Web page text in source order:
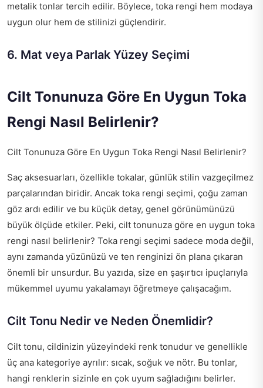
metalik tonlar tercih edilir. Böylece, toka rengi hem modaya
uygun olur hem de stilinizi güçlendirir.
6. Mat veya Parlak Yüzey Seçimi
Cilt Tonunuza Göre En Uygun Toka
Rengi Nasıl Belirlenir?
Cilt Tonunuza Göre En Uygun Toka Rengi Nasıl Belirlenir?
Saç aksesuarları, özellikle tokalar, günlük stilin vazgeçilmez
parçalarından biridir. Ancak toka rengi seçimi, çoğu zaman
göz ardı edilir ve bu küçük detay, genel görünümünüzü
büyük ölçüde etkiler. Peki, cilt tonunuza göre en uygun toka
rengi nasıl belirlenir? Toka rengi seçimi sadece moda değil,
aynı zamanda yüzünüzü ve ten renginizi ön plana çıkaran
önemli bir unsurdur. Bu yazıda, size en şaşırtıcı ipuçlarıyla
mükemmel uyumu yakalamayı öğretmeye çalışacağım.
Cilt Tonu Nedir ve Neden Önemlidir?
Cilt tonu, cildinizin yüzeyindeki renk tonudur ve genellikle
üç ana kategoriye ayrılır: sıcak, soğuk ve nötr. Bu tonlar,
hangi renklerin sizinle en çok uyum sağladığını belirler.